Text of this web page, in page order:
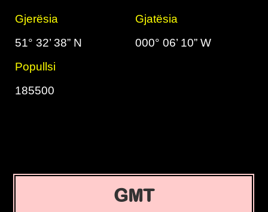
Gjerësia
Gjatësia
51° 32’ 38” N
000° 06’ 10” W
Popullsi
185500
GMT